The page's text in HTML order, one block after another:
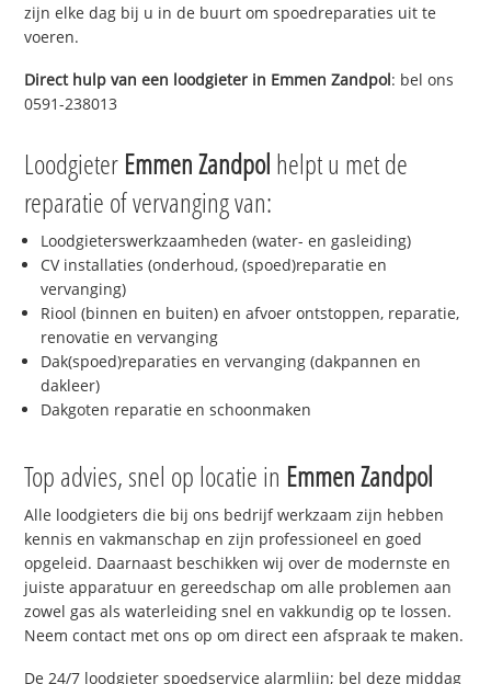
zijn elke dag bij u in de buurt om spoedreparaties uit te
voeren.
Direct hulp van een loodgieter in Emmen Zandpol: bel ons
0591-238013
Loodgieter Emmen Zandpol helpt u met de
reparatie of vervanging van:
Loodgieterswerkzaamheden (water- en gasleiding)
CV installaties (onderhoud, (spoed)reparatie en
vervanging)
Riool (binnen en buiten) en afvoer ontstoppen, reparatie,
renovatie en vervanging
Dak(spoed)reparaties en vervanging (dakpannen en
dakleer)
Dakgoten reparatie en schoonmaken
Top advies, snel op locatie in Emmen Zandpol
Alle loodgieters die bij ons bedrijf werkzaam zijn hebben
kennis en vakmanschap en zijn professioneel en goed
opgeleid. Daarnaast beschikken wij over de modernste en
juiste apparatuur en gereedschap om alle problemen aan
zowel gas als waterleiding snel en vakkundig op te lossen.
Neem contact met ons op om direct een afspraak te maken.
De 24/7 loodgieter spoedservice alarmlijn; bel deze middag